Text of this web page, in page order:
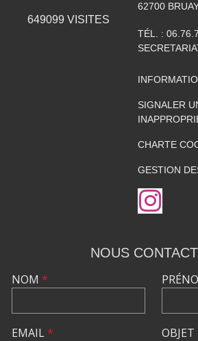
649099 VISITES
62700
TÉL. :
SIGNALER
CHARTE
GESTION
NOUS
NOM *
EMAIL* OBJET